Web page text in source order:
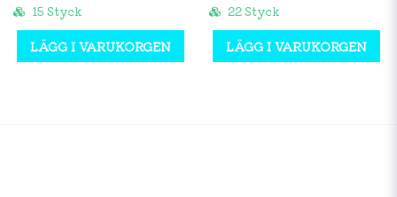
15 Styck
LÄGG I VARUKORGEN
22 Styck
LÄGG I VARUKORGEN